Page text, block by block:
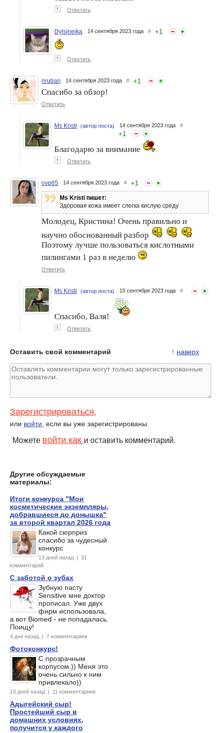
↑ Ответить
Dylsineika 14 сентября 2023 года # +1
↑ Ответить
nruban 14 сентября 2023 года # +1
Спасибо за обзор!
Ответить
Ms Kristi (автор поста) 14 сентября 2023 года #
+1
Благодарю за внимание
↑ Ответить
ovp65 14 сентября 2023 года # +1
Ms Kristi пишет:
Здоровая кожа имеет слегка кислую среду
Молодец, Кристина! Очень правильно и
научно обоснованный разбор
Поэтому лучше пользоваться кислотными
пилингами 1 раз в неделю
Ответить
Ms Kristi (автор поста) 15 сентября 2023 года #
Спасибо, Валя!
↑ Ответить
↑ наверх
Оставить свой комментарий
Зарегистрироваться,
или войти, если вы уже зарегистрированы.
Можете войти как и оставить комментарий.
Другие обсуждаемые
материалы:
Итоги конкурса "Мои
косметические экземпляры,
добравшиеся до донышка"
за второй квартал 2026 года
Какой сюрприз
спасибо за чудесный
конкурс
13 дней назад | 31
комментарий
С заботой о зубах
Зубную пасту
Sensitive мне доктор
прописал. Уже двух
фирм использовала,
а вот Biomed - не попадалась.
Поищу!
4 дня назад | 7 комментариев
Фотоконкурс!
С прозрачным
корпусом.)) Меня это
очень сильно к ним
привлекало))
13 дней назад | 11 комментариев
Адыгейский сыр!
Простейший сыр в
домашних условиях,
получится у каждого